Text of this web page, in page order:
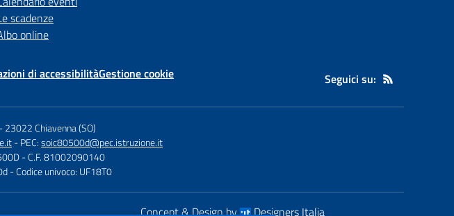
scadenze
online
di accessibilitàGestione cookie Seguici su:
-23022 Chiavenna (SO)
- PEC:soic80500d@pec.istruzione.it
- C.F. 81002090140
- Codice univoco: UF18T0
Concept & Design by Designers Italia